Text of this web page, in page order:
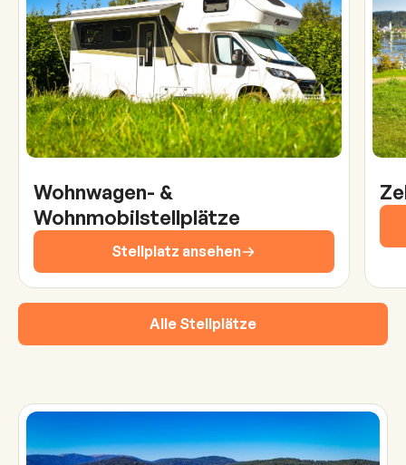
Wohnwagen- &
Wohnmobilstellplätze
Stellplatz ansehen
Alle Stellplätze